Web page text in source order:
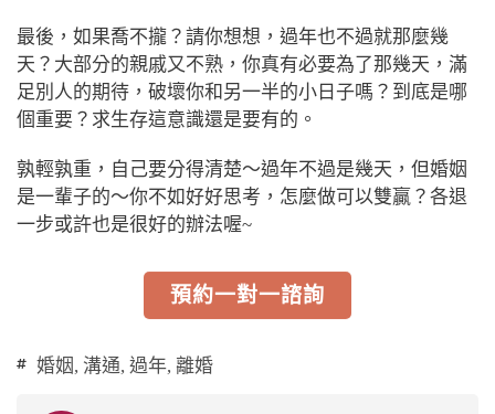
最後，如果喬不攏？請你想想，過年也不過就那麼幾
天？大部分的親戚又不熟，你真有必要為了那幾天，滿
足別人的期待，破壞你和另一半的小日子嗎？到底是哪
個重要？求生存這意識還是要有的。
孰輕孰重，自己要分得清楚～過年不過是幾天，但婚姻
是一輩子的～你不如好好思考，怎麼做可以雙贏？各退
一步或許也是很好的辦法喔~
預約一對一諮詢
婚姻, 溝通, 過年, 離婚